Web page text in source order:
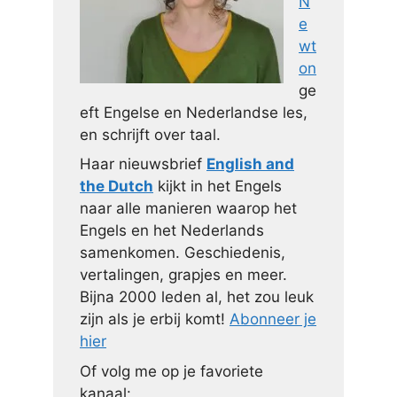
e
wt
on
ge
eft Engelse en Nederlandse les,
en schrijft over taal.
Haar nieuwsbrief English and
the Dutch kijkt in het Engels
naar alle manieren waarop het
Engels en het Nederlands
samenkomen. Geschiedenis,
vertalingen, grapjes en meer.
Bijna 2000 leden al, het zou leuk
zijn als je erbij komt! Abonneer je
hier
Of volg me op je favoriete
kanaal: